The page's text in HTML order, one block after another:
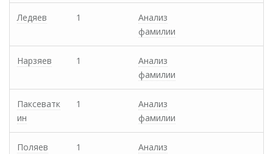
Ледяев 1
Анализ
фамилии
Нарзяев 1
Анализ
фамилии
Паксеватк
ин
1
Анализ
фамилии
Поляев 1
Анализ